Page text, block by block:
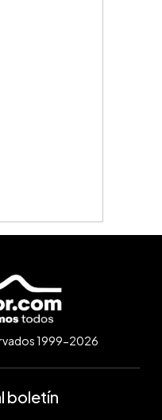
1999-2026
boletín